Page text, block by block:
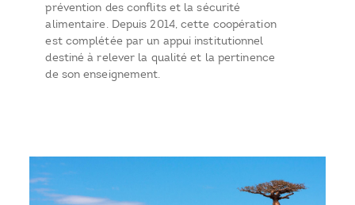
prévention des conflits et la sécurité
alimentaire. Depuis 2014, cette coopération
est complétée par un appui institutionnel
destiné à relever la qualité et la pertinence
de son enseignement.